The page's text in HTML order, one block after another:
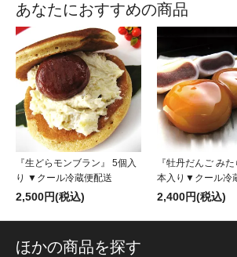
あなたにおすすめの商品
『生どらモンブラン』 5個入
り ▼クール冷蔵便配送
2,500円(税込)
『牡丹だんご み
本入り▼クール冷
2,400円(税込)
ほかの商品を探す